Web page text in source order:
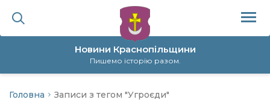
Новини Краснопільщини
Пишемо історію разом.
політика
Головна Записи з тегом "Угроєди"